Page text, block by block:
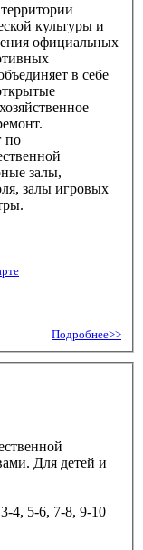
культуры и
официальных
в себе
по
залы,
залы игровых
Подробнее>>
Для детей и
4, 5-6, 7-8, 9-10